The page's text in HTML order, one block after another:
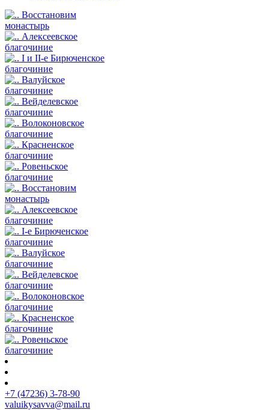
Восстановим
монастырь
Алексеевское
благочиние
I и II-е Бирюченское
благочиние
Валуйское
благочиние
Вейделевское
благочиние
Волоконовское
благочиние
Красненское
благочиние
Ровеньское
благочиние
Восстановим
монастырь
Алексеевское
благочиние
I-е Бирюченское
благочиние
Валуйское
благочиние
Вейделевское
благочиние
Волоконовское
благочиние
Красненское
благочиние
Ровеньское
благочиние
+7 (47236) 3-78-90
valuikysavva@mail.ru